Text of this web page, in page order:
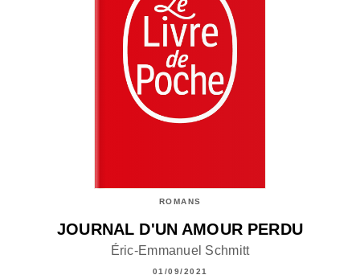
ROMANS
JOURNAL D'UN AMOUR PERDU
Éric-Emmanuel Schmitt
01/09/2021